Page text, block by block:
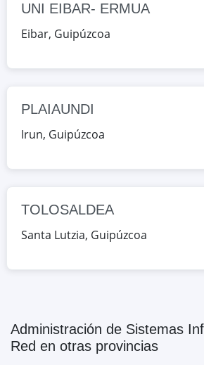
España
Santa Lutzia 17, Santa
UNI EIBAR- ERMUA
Eibar, Guipúzcoa
PLAIAUNDI
Irun, Guipúzcoa
TOLOSALDEA
Santa Lutzia, Guipúzcoa
Administración de Sistemas
Red en otras provincias